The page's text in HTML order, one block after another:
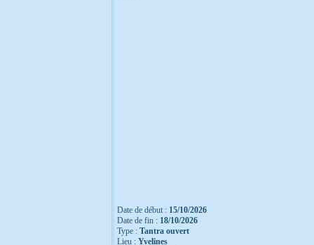
Date de début : 15/10/2026
Date de fin : 18/10/2026
Type : Tantra ouvert
Lieu : Yvelines